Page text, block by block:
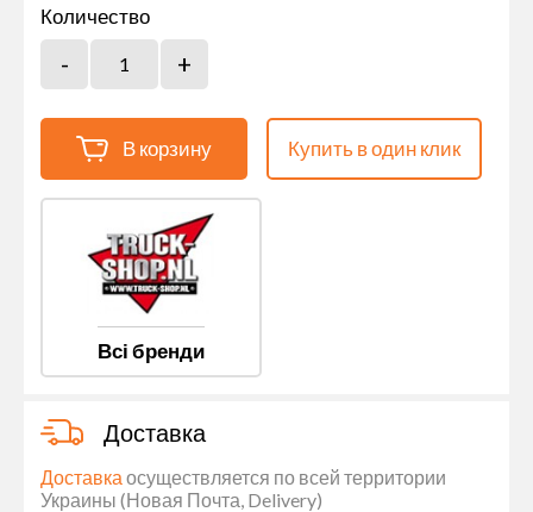
Количество
В корзину Купить в один клик
Всі бренди
Доставка
Доставка осуществляется по всей территории
Украины (Новая Почта, Delivery)